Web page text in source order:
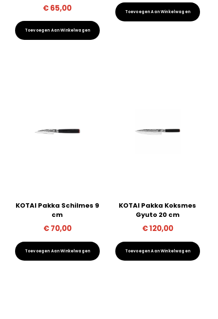
€65,00
Toevoegen Aan Winkelwagen
Toevoegen Aan Winkelwagen
KOTAI Pakka Schilmes 9
cm
€70,00
Toevoegen Aan Winkelwagen
KOTAI Pakka Koksmes
Gyuto 20 cm
€120,00
Toevoegen Aan Winkelwagen